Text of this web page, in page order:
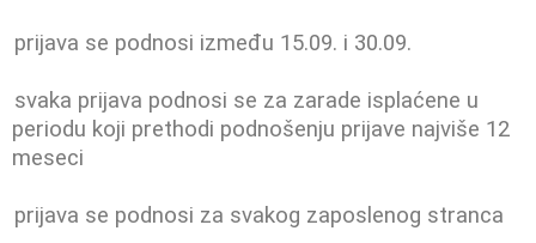
prijava se podnosi između 15.09. i 30.09.
svaka prijava podnosi se za zarade isplaćene u
periodu koji prethodi podnošenju prijave najviše 12
meseci
prijava se podnosi za svakog zaposlenog stranca